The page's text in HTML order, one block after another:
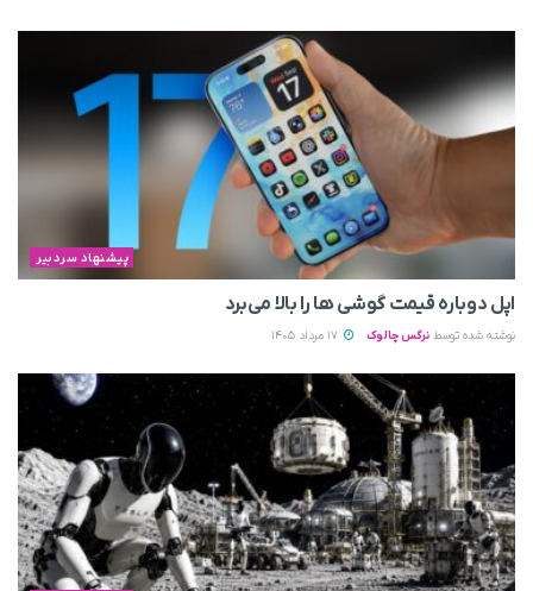
پیشنهاد سردبیر
اپل دوباره قیمت‌ گوشی ها را بالا می‌برد
نوشته شده توسط نرگس چالوک